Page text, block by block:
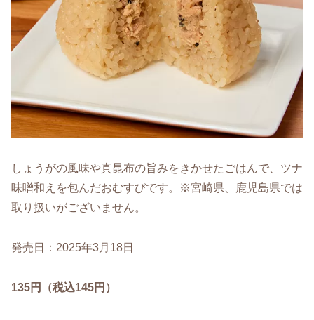
しょうがの風味や真昆布の旨みをきかせたごはんで、ツナ
味噌和えを包んだおむすびです。※宮崎県、鹿児島県では
取り扱いがございません。
発売日：2025年3月18日
135円（税込145円）